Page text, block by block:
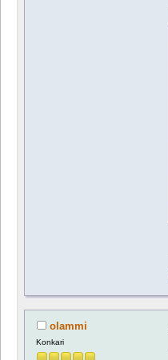
olammi
Konkari